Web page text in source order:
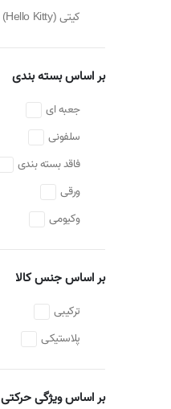
کیتی (Hello Kitty)
بر اساس بسته بندی
جعبه ای
سلفونی
فاقد بسته بندی
ورقی
وکیومی
بر اساس جنس کالا
ترکیبی
پلاستیکی
بر اساس ویژگی حرکتی